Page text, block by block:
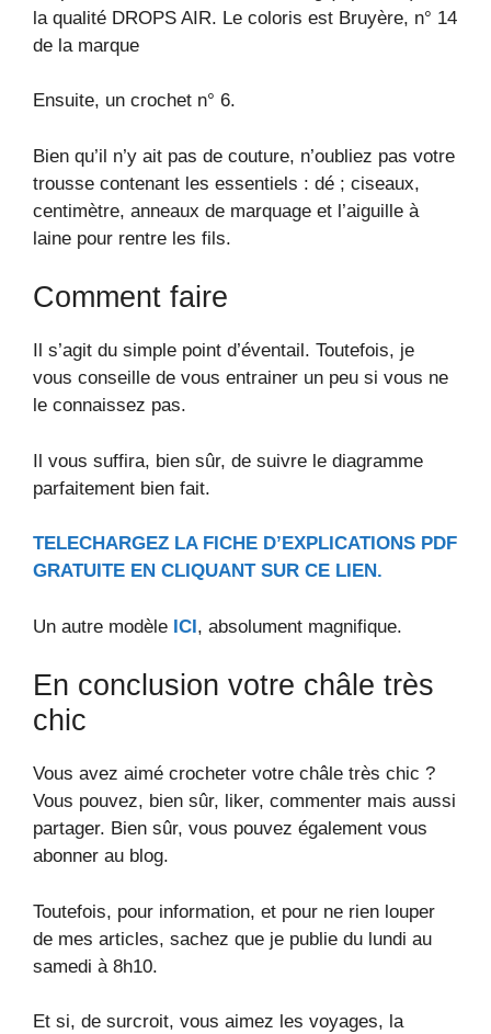
la qualité DROPS AIR. Le coloris est Bruyère, n° 14
de la marque
Ensuite, un crochet n° 6.
Bien qu’il n’y ait pas de couture, n’oubliez pas votre
trousse contenant les essentiels : dé ; ciseaux,
centimètre, anneaux de marquage et l’aiguille à
laine pour rentre les fils.
Comment faire
Il s’agit du simple point d’éventail. Toutefois, je
vous conseille de vous entrainer un peu si vous ne
le connaissez pas.
Il vous suffira, bien sûr, de suivre le diagramme
parfaitement bien fait.
TELECHARGEZ LA FICHE D’EXPLICATIONS PDF
GRATUITE EN CLIQUANT SUR CE LIEN.
Un autre modèle ICI, absolument magnifique.
En conclusion votre châle très
chic
Vous avez aimé crocheter votre châle très chic ?
Vous pouvez, bien sûr, liker, commenter mais aussi
partager. Bien sûr, vous pouvez également vous
abonner au blog.
Toutefois, pour information, et pour ne rien louper
de mes articles, sachez que je publie du lundi au
samedi à 8h10.
Et si, de surcroit, vous aimez les voyages, la